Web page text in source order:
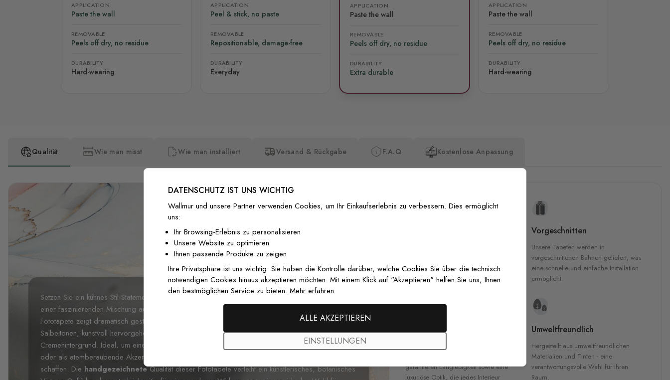
APPLICATION
Paste the wall
REMOVABLE
Peels off dry, no residue
DURABILITY
Hard-wearing
APPLICATION
Peel & stick, no paste
REMOVABLE
Repositionable, damage-free
DURABILITY
Everyday
APPLICATION
Paste the wall
REMOVABLE
Peels off dry, no residue
DURABILITY
Extra durable
APPLICATION
Paste the wall
REMOVABLE
Peels off dry, no residue
DURABILITY
Hard-wearing
Qualität Wie man misst Wie man installiert Versand & Rückgabe F.A.Q Kostenlose Anpassung
Setzen Sie ein kühnes Stil-Statement mit unserer Vintage Bananenblatt Muster Fototapete
einer faszinierenden Mischung aus
-Charme und tropischer Eleganz. Diese raffinierte
Fototapete zeigt dramatisch gestaltete Bananenblätter in sattem Waldgrün und beruhigenden
Salbeitönen, kunstvoll hervorgehoben mit goldenen Ockertönen auf einem warmen
Cremehintergrund. Ideal, um eine luxuriöse tropische Atmosphäre in Ihrem Esszimmer, Schlafzimmer
oder als atemberaubende Akzentwand in einem gehobenen Restaurant oder einer Boutique zu
schaffen. Die handgezeichneteQualität dieser Fototapete verleiht ein künstlerisches, botanisches
zertifizierten Tinten für garantierte
Sicherheit in Innenräumen.
Vorgeschnitten
Unsere Tapeten werden in
vorgeschnittenen Bahnen geliefert, was
eine schnelle und einfache Installation
ermöglicht.
Hochwertige Materialien
garantieren Langlebigkeit sowie eine
luxuriöse Optik, die jedes Interieur
Umweltfreundlich
Hergestellt aus umweltfreundlichen
Materialien und Tinten - eine
verantwortungsvolle Wahl für Ihren
Raum.
DATENSCHUTZ IST UNS WICHTIG
Wallmur und unsere Partner verwenden Cookies, um Ihr Einkaufserlebnis zu verbessern. Dies ermöglicht
uns:
Ihr Browsing-Erlebnis zu personalisieren
Unsere Website zu optimieren
Ihnen passende Produkte zu zeigen
Ihre Privatsphäre ist uns wichtig. Sie haben die Kontrolle darüber, welche Cookies Sie über die technisch
notwendigen Cookies hinaus akzeptieren möchten. Mit einem Klick auf "Akzeptieren" helfen Sie uns, Ihnen
den bestmöglichen Service zu bieten. Mehr erfahren
ALLE AKZEPTIEREN
EINSTELLUNGEN